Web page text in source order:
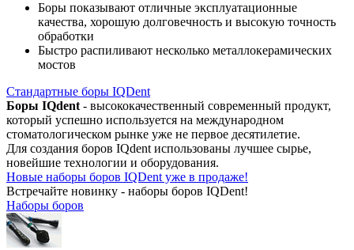
Боры показывают отличные эксплуатационные
качества, хорошую долговечность и высокую точность
обработки
Быстро распиливают несколько металлокерамических
мостов
Стандартные боры IQDent
Боры IQdent - высококачественный современный продукт,
который успешно используется на международном
стоматологическом рынке уже не первое десятилетие.
Для создания боров IQdent использованы лучшее сырье,
новейшие технологии и оборудования.
Новые наборы боров IQDent уже в продаже!
Встречайте новинку - наборы боров IQDent!
Наборы боров